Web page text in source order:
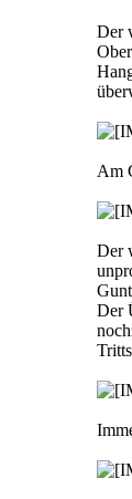
Der
Am
Der
Der